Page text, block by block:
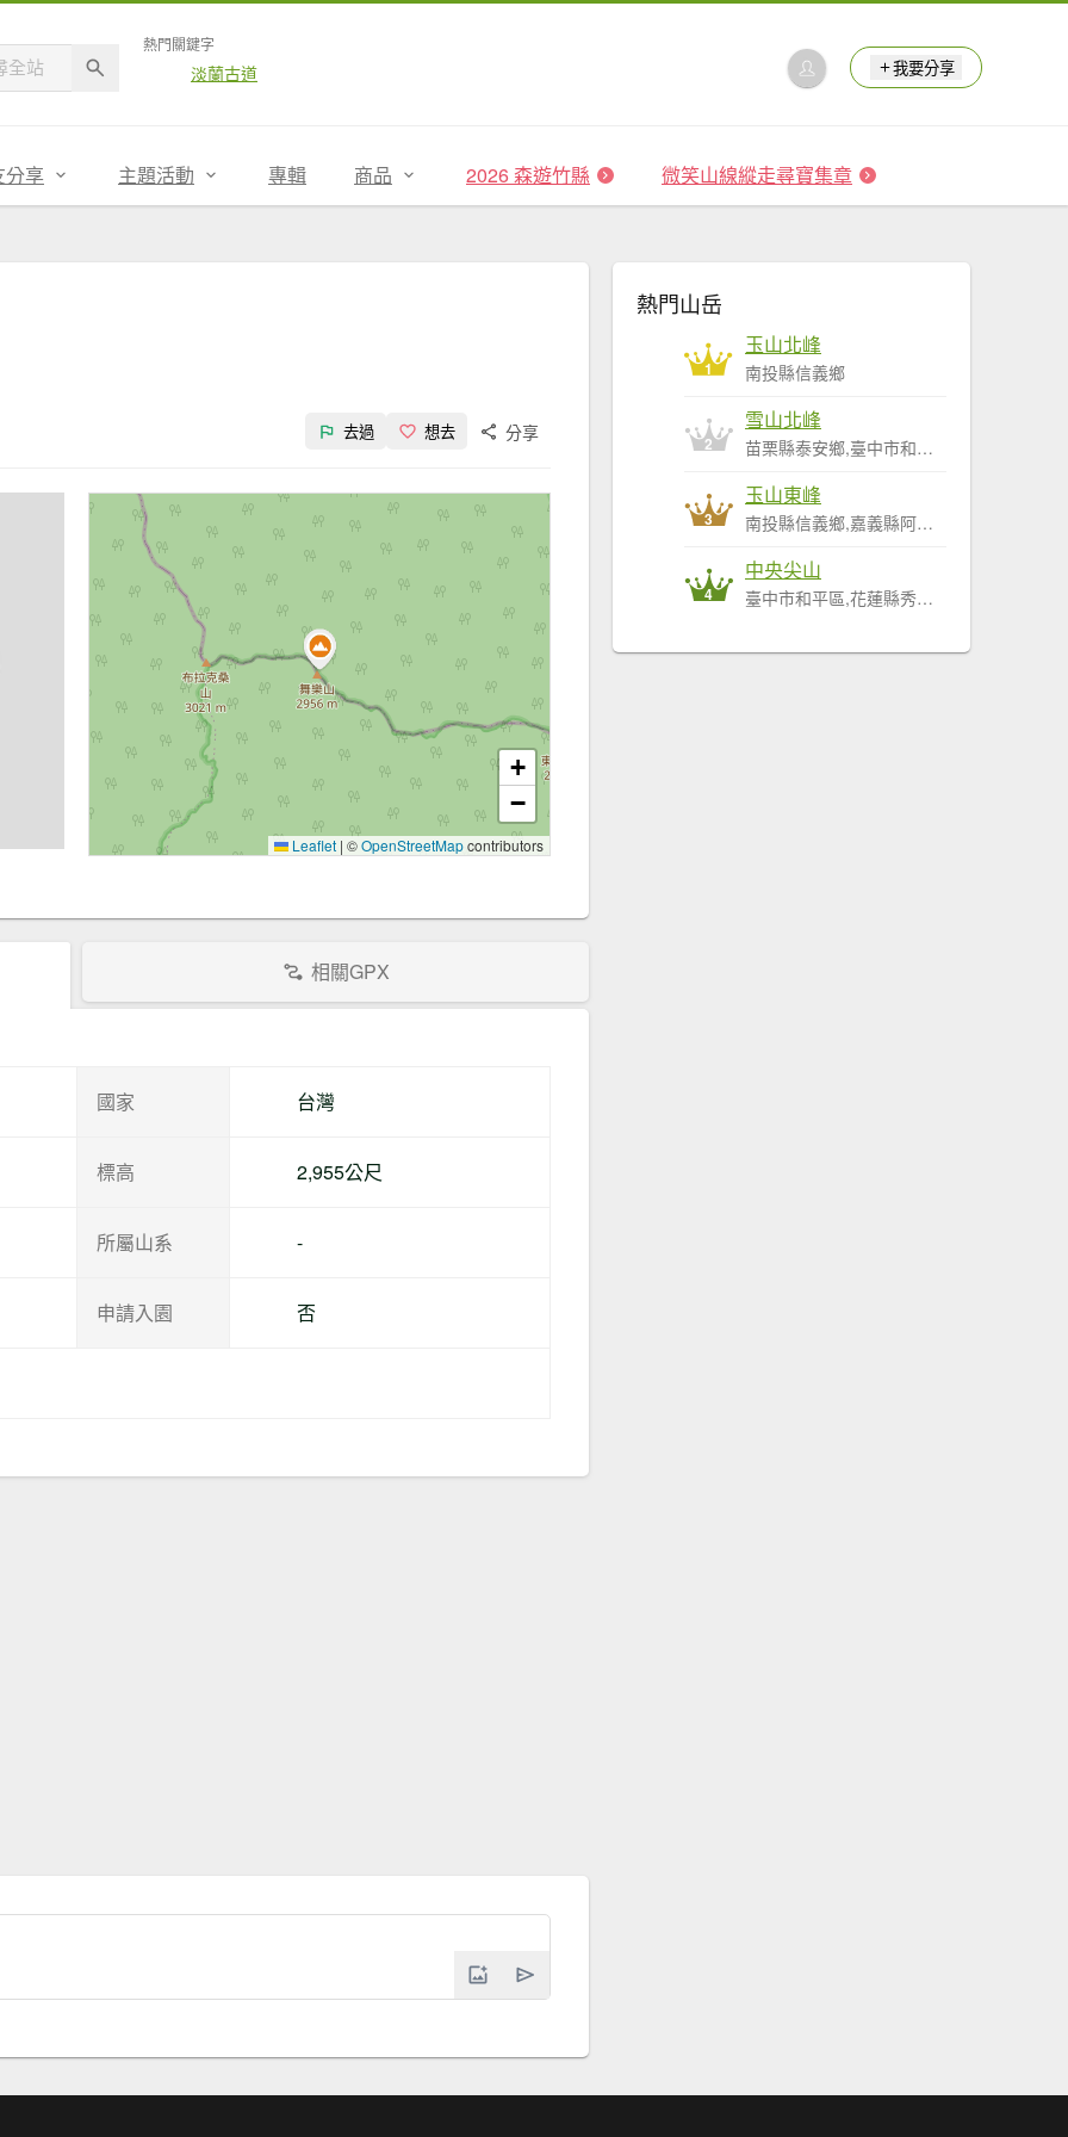
熱門關鍵字
淡蘭古道 我要分享
分享 主題活動 專輯 商品 2026 森遊竹縣 微笑山線縱走尋寶集章
去過 想去 分享
+
−
Leaflet | ©OpenStreetMapcontributors
相關GPX
國家 台灣
標高 2,955公尺
所屬山系 -
申請入園 否
熱門山岳
1
玉山北峰
南投縣信義鄉
2
雪山北峰
苗栗縣泰安鄉,臺中市和平區
3
玉山東峰
南投縣信義鄉,嘉義縣阿里山鄉
4
中央尖山
臺中市和平區,花蓮縣秀林鄉